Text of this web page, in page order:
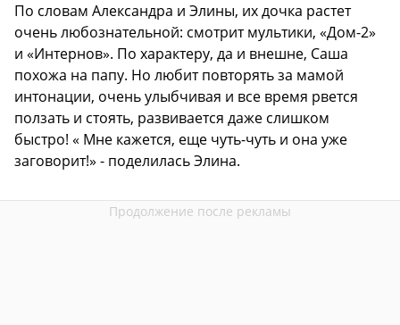
По словам Александра и Элины, их дочка растет
очень любознательной: смотрит мультики, «Дом-2»
и «Интернов». По характеру, да и внешне, Саша
похожа на папу. Но любит повторять за мамой
интонации, очень улыбчивая и все время рвется
ползать и стоять, развивается даже слишком
быстро! « Мне кажется, еще чуть-чуть и она уже
заговорит!» - поделилась Элина.